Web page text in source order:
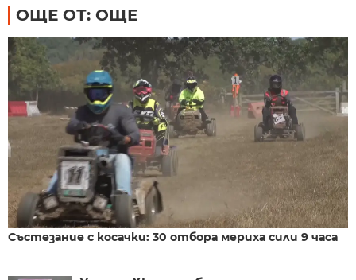
ОЩЕ ОТ: ОЩЕ
Състезание с косачки: 30 отбора мериха сили 9 часа